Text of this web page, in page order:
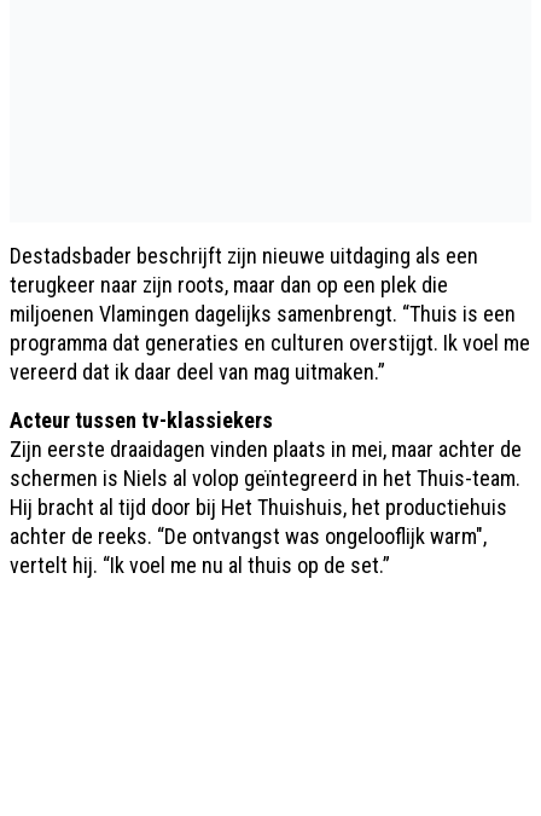
Destadsbader beschrijft zijn nieuwe uitdaging als een
terugkeer naar zijn roots, maar dan op een plek die
miljoenen Vlamingen dagelijks samenbrengt. “Thuis is een
programma dat generaties en culturen overstijgt. Ik voel me
vereerd dat ik daar deel van mag uitmaken.”
Acteur tussen tv-klassiekers
Zijn eerste draaidagen vinden plaats in mei, maar achter de
schermen is Niels al volop geïntegreerd in het Thuis-team.
Hij bracht al tijd door bij Het Thuishuis, het productiehuis
achter de reeks. “De ontvangst was ongelooflijk warm",
vertelt hij. “Ik voel me nu al thuis op de set.”